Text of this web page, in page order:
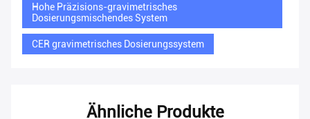
Hohe Präzisions-gravimetrisches
Dosierungsmischendes System
CER gravimetrisches Dosierungssystem
Ähnliche Produkte